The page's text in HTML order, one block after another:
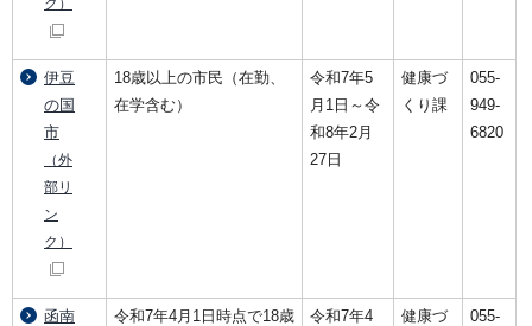
伊豆
の国
市
（外
部リ
ン
ク）
18歳以上の市民（在勤、
在学含む）
令和7年5
月1日～令
和8年2月
27日
健康づ
くり課
055-
949-
6820
函南
令和7年4月1日時点で18歳
令和7年4
健康づ
055-